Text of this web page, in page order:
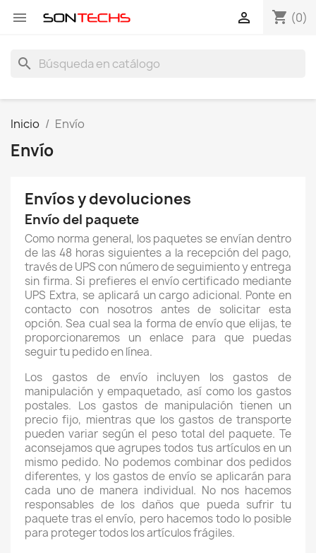
 shopping_cart (0)

search
Inicio Envío
Envío
Envíos y devoluciones
Envío del paquete
Como norma general, los paquetes se envían dentro
de las 48 horas siguientes a la recepción del pago,
través de UPS con número de seguimiento y entrega
sin firma. Si prefieres el envío certificado mediante
UPS Extra, se aplicará un cargo adicional. Ponte en
contacto con nosotros antes de solicitar esta
opción. Sea cual sea la forma de envío que elijas, te
proporcionaremos un enlace para que puedas
seguir tu pedido en línea.
Los gastos de envío incluyen los gastos de
manipulación y empaquetado, así como los gastos
postales. Los gastos de manipulación tienen un
precio fijo, mientras que los gastos de transporte
pueden variar según el peso total del paquete. Te
aconsejamos que agrupes todos tus artículos en un
mismo pedido. No podemos combinar dos pedidos
diferentes, y los gastos de envío se aplicarán para
cada uno de manera individual. No nos hacemos
responsables de los daños que pueda sufrir tu
paquete tras el envío, pero hacemos todo lo posible
para proteger todos los artículos frágiles.